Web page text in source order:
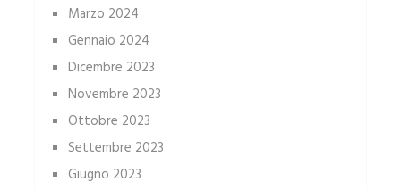
Marzo 2024
Gennaio 2024
Dicembre 2023
Novembre 2023
Ottobre 2023
Settembre 2023
Giugno 2023